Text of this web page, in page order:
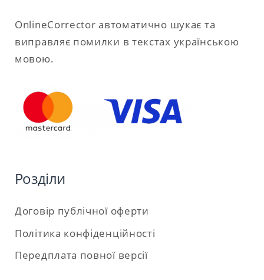
OnlineCorrector автоматично шукає та
виправляє помилки в текстах українською
мовою.
Розділи
Договір публічної оферти
Політика конфіденційності
Передплата повної версії